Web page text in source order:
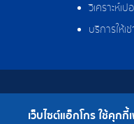
วิเคราะห์เ
บริการให้เ
สงวนลิขสิ
เว็บไซต์แอ็กโกร ใช้คุก